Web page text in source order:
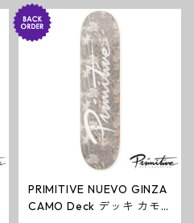
PRIMITIVE NUEVO GINZA
CAMO Deck デッキ カモ